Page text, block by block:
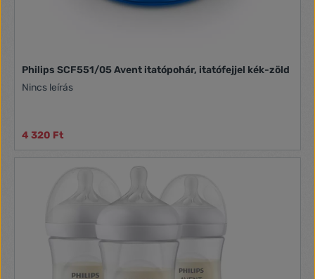
Philips SCF551/05 Avent itatópohár, itatófejjel kék-zöld
Nincs leírás
4 320 Ft